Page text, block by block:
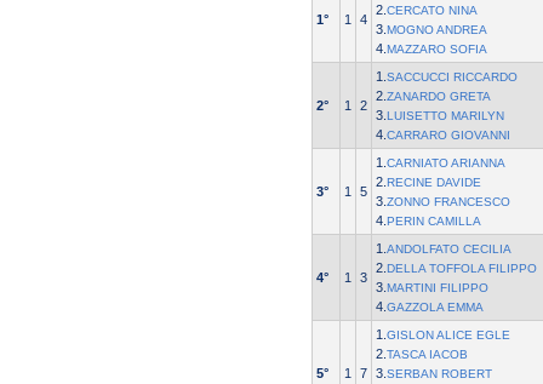
1° 1 4
2. CERCATO NINA
3. MOGNO ANDREA
4. MAZZARO SOFIA
2° 1 2
1. SACCUCCI RICCARDO
2. ZANARDO GRETA
3. LUISETTO MARILYN
4. CARRARO GIOVANNI
3° 1 5
1. CARNIATO ARIANNA
2. RECINE DAVIDE
3. ZONNO FRANCESCO
4. PERIN CAMILLA
4° 1 3
1. ANDOLFATO CECILIA
2. DELLA TOFFOLA FILIPPO
3. MARTINI FILIPPO
4. GAZZOLA EMMA
5° 1 7
1. GISLON ALICE EGLE
2. TASCA IACOB
3. SERBAN ROBERT